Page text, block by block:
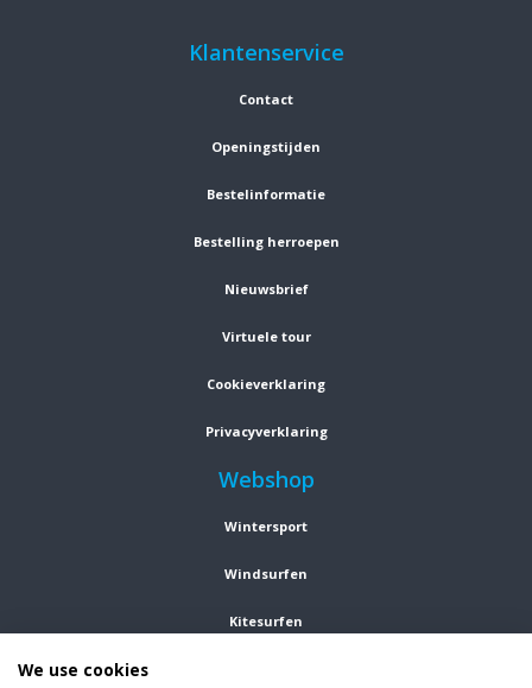
Klantenservice
Contact
Openingstijden
Bestelinformatie
Bestelling herroepen
Nieuwsbrief
Virtuele tour
Cookieverklaring
Privacyverklaring
Webshop
Wintersport
Windsurfen
Kitesurfen
We use cookies